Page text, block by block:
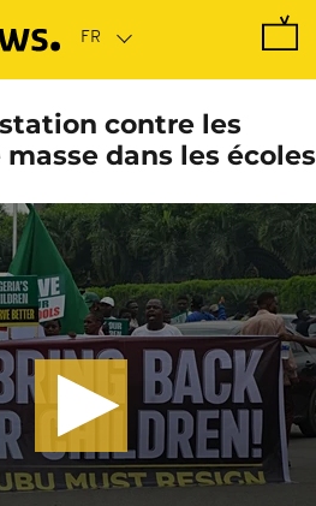
contre les
dans les écoles